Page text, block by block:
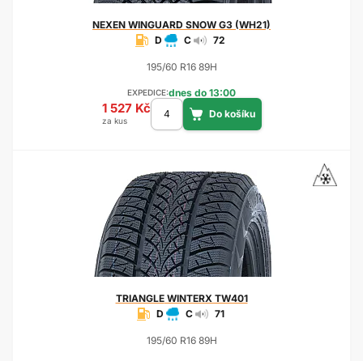
NEXEN WINGUARD SNOW G3 (WH21)
D
C 72
195/60 R16 89H
EXPEDICE:dnes do 13:00
1 527 Kč
za kus
TRIANGLEWINTERX TW401
D
C 71
195/60 R16 89H